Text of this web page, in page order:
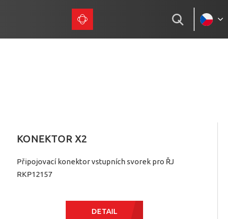
KONEKTOR X2
Připojovací konektor vstupních svorek pro ŘJ
RKP12157
DETAIL